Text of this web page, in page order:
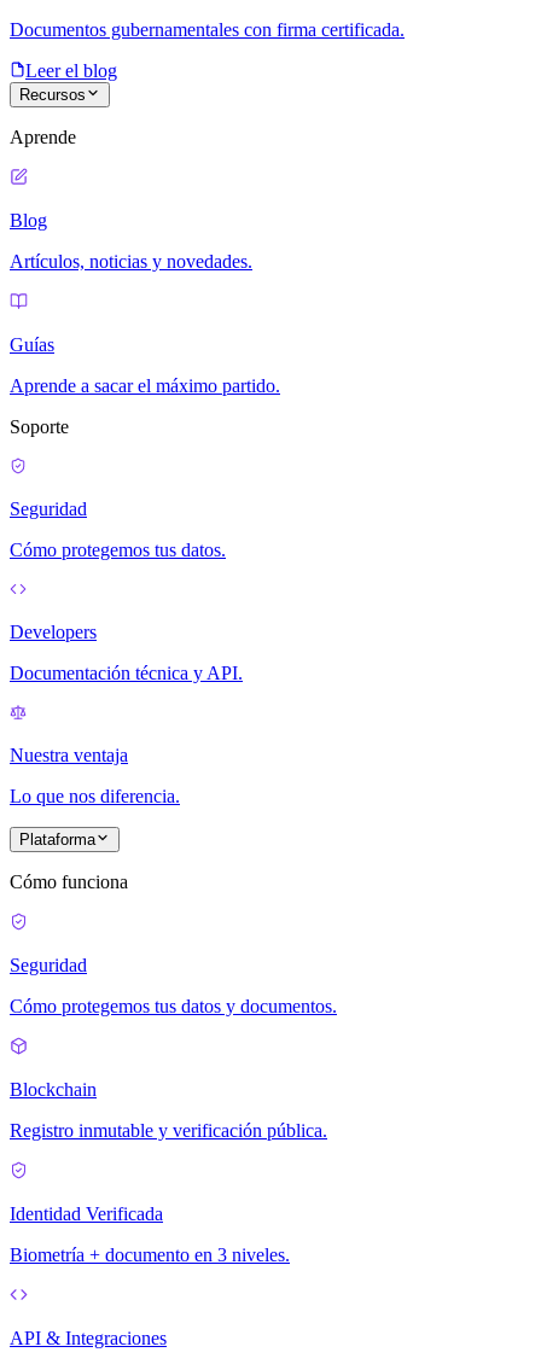
Documentos gubernamentales con firma certificada.
Leer el blog
Recursos
Aprende
Blog
Artículos, noticias y novedades.
Guías
Aprende a sacar el máximo partido.
Soporte
Seguridad
Cómo protegemos tus datos.
Developers
Documentación técnica y API.
Nuestra ventaja
Lo que nos diferencia.
Plataforma
Cómo funciona
Seguridad
Cómo protegemos tus datos y documentos.
Blockchain
Registro inmutable y verificación pública.
Identidad Verificada
Biometría + documento en 3 niveles.
API & Integraciones